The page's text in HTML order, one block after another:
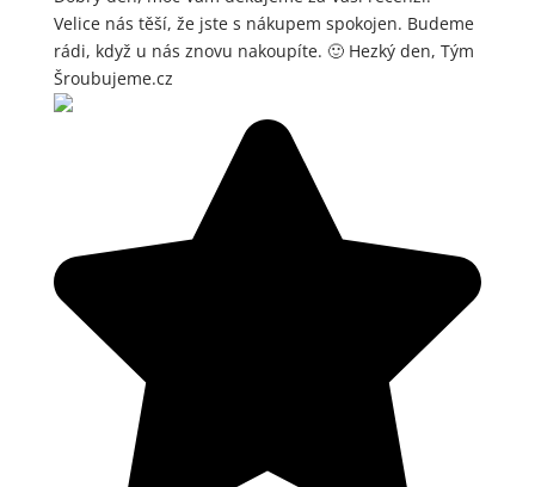
Velice nás těší, že jste s nákupem spokojen. Budeme
rádi, když u nás znovu nakoupíte. 🙂 Hezký den, Tým
Šroubujeme.cz